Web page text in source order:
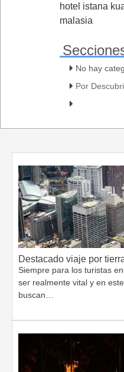
hotel istana
malasia
No hay
Por
Destacado viaje por
Siempre para los turistas
ser realmente vital y en
buscan…